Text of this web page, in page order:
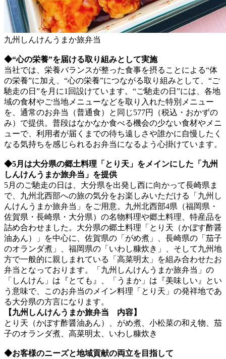
九州しんけんうまか旅弁当
◆“心の栄養”を届ける取り組みとして実施
当社では、栄養バランスが整った食事を摂ることによる“体
の栄養”に加え、“心の栄養”につながる取り組みとして、“ご
馳走の日”を月に1回設けています。“ご馳走の日”には、各地
域の食材やご当地メニューなどを取り入れた特別メニュー
を、通常のお弁当（普通食）と同じ577円（税込・おかずの
み）で提供。普段はなかなか食べる機会の少ない食材やメニ
ューで、利用者が届くまでの待ち遠しさや誰かに自慢したく
なる気持ちを感じられるお弁当になるよう心掛けています。
◆5月は大分県の郷土料理「とり天」をメインにした「九州
しんけんうまか旅弁当」を提供
5月のご馳走の日は、大分県を出発し西に向かって長崎県ま
で、九州北西部への旅の気分をお楽しみいただける「九州し
んけんうまか旅弁当」をご用意。九州北西部4県（福岡県・
佐賀県・長崎県・大分県）の名物料理や郷土料理、特産品を
詰め合わせました。大分県の郷土料理「とり天（かぼす酢醤
油あん）」を中心に、佐賀県の「がめ煮」、長崎県の「茄子
のオランダ煮」、福岡県の「いわし糠炊き」、そして九州地
方で一般的に親しまれている「高菜明太」を組み合わせたお
弁当となっております。「九州しんけんうまか旅弁当」の
「しんけん」は『とても』、「うまか」は『美味しい』とい
う意味で、このお弁当のメイン料理「とり天」の発祥地であ
る大分県の方言になります。
【九州しんけんうまか旅弁当 内容】
とり天（かぼす酢醤油あん）、がめ煮、小松菜の和え物、茄
子のオランダ煮、高菜明太、いわし糠炊き
◆お客様のニーズと地域貢献の両立を目指して